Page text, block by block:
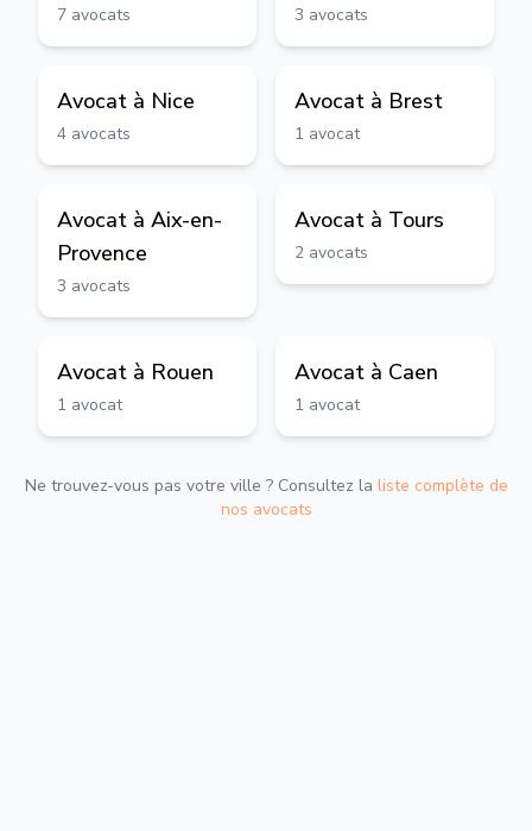
7 avocats 3 avocats
Avocat à Nice
4 avocats
Avocat à Brest
1 avocat
Avocat à Aix-en-
Provence
3 avocats
Avocat à Tours
2 avocats
Avocat à Rouen
1 avocat
Avocat à Caen
1 avocat
Ne trouvez-vous pas votre ville ? Consultez la liste complète de
nos avocats